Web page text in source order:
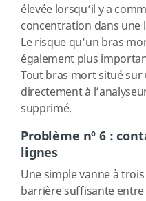
élevée lorsqu’il y a
concentration dans une
Le risque qu’un bras
également plus
Tout bras mort situé
directement à
supprimé.
Problème nº 6 :
lignes
Une simple vanne à
barrière suffisante